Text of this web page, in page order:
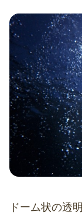
ドーム状の透